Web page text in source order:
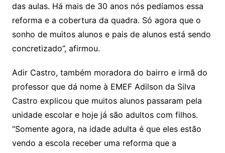
das aulas. Há mais de 30 anos nós pedíamos essa
reforma e a cobertura da quadra. Só agora que o
sonho de muitos alunos e pais de alunos está sendo
concretizado”, afirmou.
Adir Castro, também moradora do bairro e irmã do
professor que dá nome à EMEF Adilson da Silva
Castro explicou que muitos alunos passaram pela
unidade escolar e hoje já são adultos com filhos.
“Somente agora, na idade adulta é que eles estão
vendo a escola receber uma reforma que a